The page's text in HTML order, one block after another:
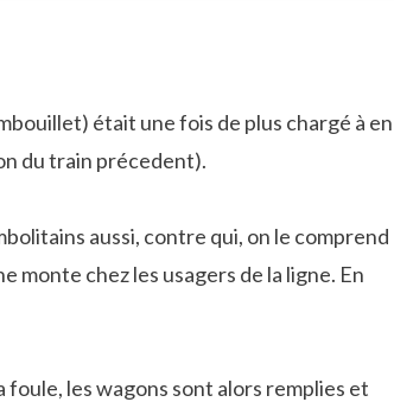
était une fois de plus chargé à en
du train précedent).
aussi, contre qui, on le comprend
monte chez les usagers de la ligne. En
les wagons sont alors remplies et